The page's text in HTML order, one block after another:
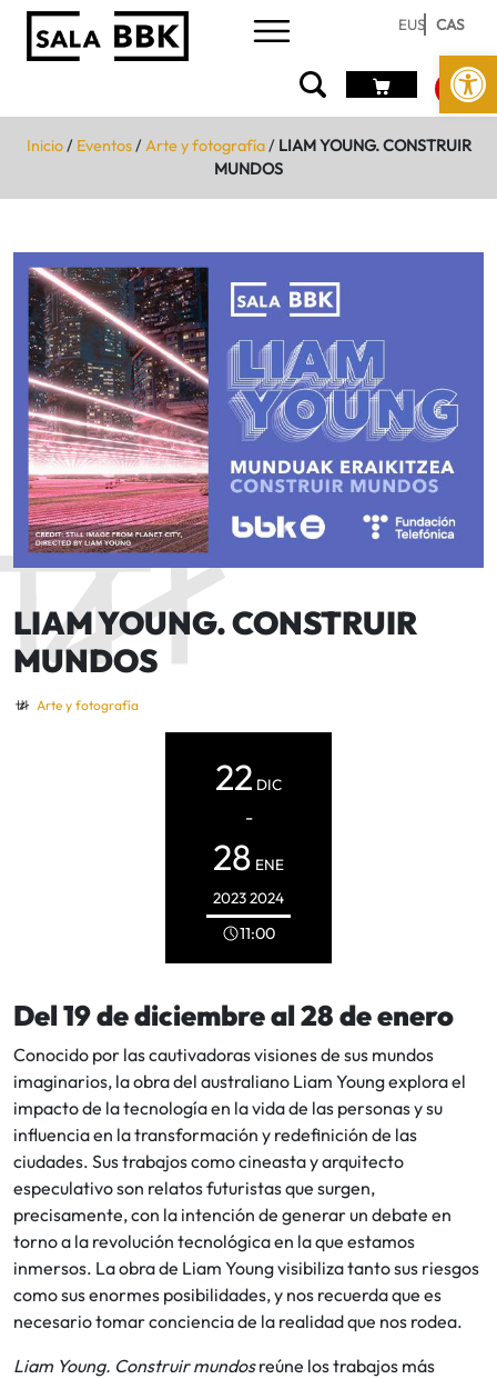
Abrir
EUS CAS
Inicio/ Eventos/Arte y fotografía/ LIAM YOUNG. CONSTRUIR
MUNDOS
LIAM YOUNG. CONSTRUIR
MUNDOS
Arte y fotografía
22 DIC
-
28 ENE
20232024
11:00
Del 19 de diciembre al 28 de enero
Conocido por las cautivadoras visiones de sus mundos
imaginarios, la obra del australiano Liam Young explora el
impacto de la tecnología en la vida de las personas y su
influencia en la transformación y redefinición de las
ciudades. Sus trabajos como cineasta y arquitecto
especulativo son relatos futuristas que surgen,
precisamente, con la intención de generar un debate en
torno a la revolución tecnológica en la que estamos
inmersos. La obra de Liam Young visibiliza tanto sus riesgos
como sus enormes posibilidades, y nos recuerda que es
necesario tomar conciencia de la realidad que nos rodea.
Liam Young. Construir mundosreúne los trabajos más